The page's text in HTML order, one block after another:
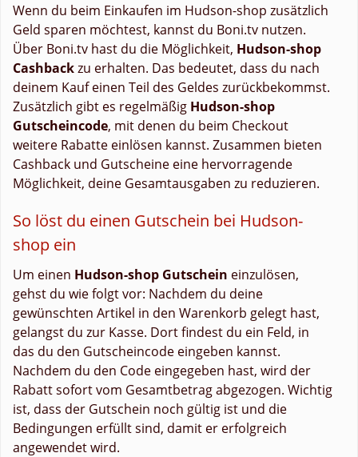
Wenn du beim Einkaufen im Hudson-shop zusätzlich
Geld sparen möchtest, kannst du Boni.tv nutzen.
Über Boni.tv hast du die Möglichkeit, Hudson-shop
Cashbackzu erhalten. Das bedeutet, dass du nach
deinem Kauf einen Teil des Geldes zurückbekommst.
Zusätzlich gibt es regelmäßig Hudson-shop
Gutscheincode, mit denen du beim Checkout
weitere Rabatte einlösen kannst. Zusammen bieten
Cashback und Gutscheine eine hervorragende
Möglichkeit, deine Gesamtausgaben zu reduzieren.
So löst du einen Gutschein bei Hudson-
shop ein
Um einen Hudson-shop Gutschein einzulösen,
gehst du wie folgt vor: Nachdem du deine
gewünschten Artikel in den Warenkorb gelegt hast,
gelangst du zur Kasse. Dort findest du ein Feld, in
das du den Gutscheincode eingeben kannst.
Nachdem du den Code eingegeben hast, wird der
Rabatt sofort vom Gesamtbetrag abgezogen. Wichtig
ist, dass der Gutschein noch gültig ist und die
Bedingungen erfüllt sind, damit er erfolgreich
angewendet wird.